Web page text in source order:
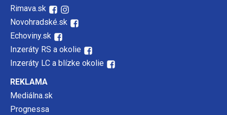
Rimava.sk
Novohradské.sk
Echoviny.sk
Inzeráty RS a okolie
Inzeráty LC a blízke okolie
REKLAMA
Mediálna.sk
Prognessa